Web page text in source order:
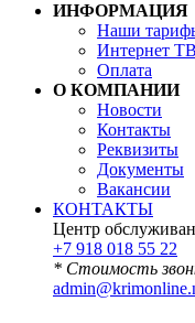
ИНФОРМАЦИЯ
Наши
Интернет ТВ
Оплата
О КОМПАНИИ
Новости
Контакты
Реквизиты
Документы
Вакансии
КОНТАКТЫ
Центр
+7 918 018 55 22
* Стоимость